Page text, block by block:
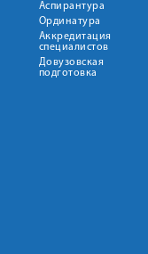
Аспирантура
Ординатура
Аккредитация
специалистов
Довузовская
подготовка